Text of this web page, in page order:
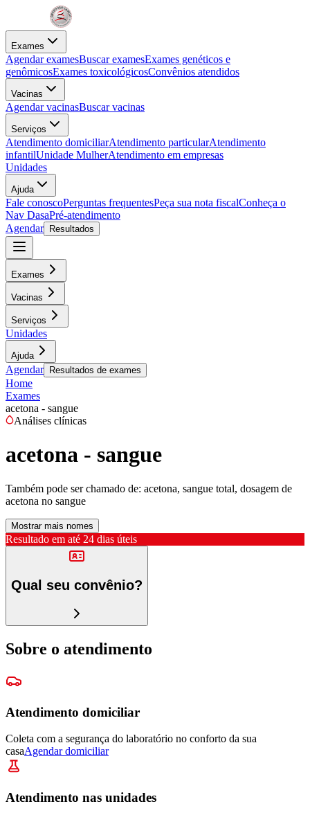
Exames
Agendar examesBuscar examesExames genéticos e
genômicosExames toxicológicosConvênios atendidos
Vacinas
Agendar vacinasBuscar vacinas
Serviços
Atendimento domiciliarAtendimento particularAtendimento
infantilUnidade MulherAtendimento em empresas
Unidades
Ajuda
Fale conoscoPerguntas frequentesPeça sua nota fiscalConheça o
Nav DasaPré-atendimento
Agendar
Resultados
Exames
Vacinas
Serviços
Unidades
Ajuda
Agendar Resultados de exames
Home
Exames
acetona - sangue
Análises clínicas
acetona - sangue
Também pode ser chamado de: acetona, sangue total, dosagem de
acetona no sangue
Mostrar mais nomes
Resultado em até 24 dias úteis
Qual seu convênio?
Sobre o atendimento
Atendimento domiciliar
Coleta com a segurança do laboratório no conforto da sua
casaAgendar domiciliar
Atendimento nas unidades